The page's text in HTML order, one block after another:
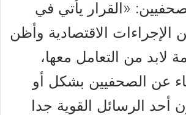
«القرار يأتي في
الاقتصادية وأظن
لابد من التعامل معها،
عن الصحفيين بشكل أو
أحد الرسائل القوية جدا